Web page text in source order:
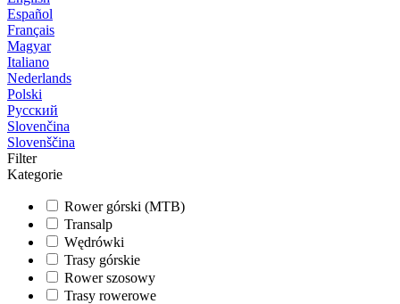
Español
Français
Magyar
Italiano
Nederlands
Polski
Русский
Slovenčina
Slovenščina
Filter
Kategorie
Rower górski (MTB)
Transalp
Wędrówki
Trasy górskie
Rower szosowy
Trasy rowerowe